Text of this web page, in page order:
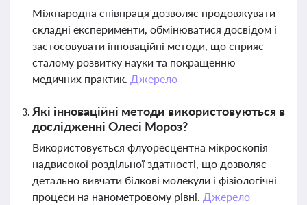
Міжнародна співпраця дозволяє продовжувати
складні експерименти, обмінюватися досвідом і
застосовувати інноваційні методи, що сприяє
сталому розвитку науки та покращенню
медичних практик. Джерело
Які інноваційні методи використовуються в
дослідженні Олесі Мороз?
Використовується флуоресцентна мікроскопія
надвисокої роздільної здатності, що дозволяє
детально вивчати білкові молекули і фізіологічні
процеси на нанометровому рівні. Джерело